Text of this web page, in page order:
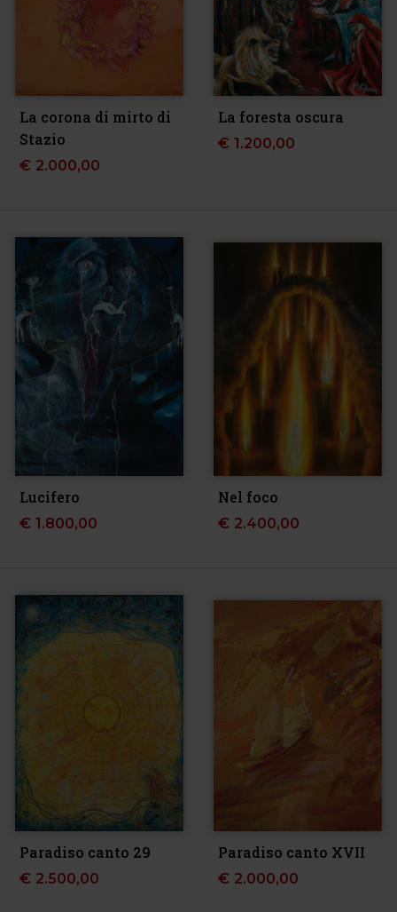
La corona di mirto di
Stazio
€ 2.000,00
La foresta oscura
€ 1.200,00
Lucifero
€ 1.800,00
Nel foco
€ 2.400,00
Paradiso canto 29
€ 2.500,00
Paradiso canto XVII
€ 2.000,00